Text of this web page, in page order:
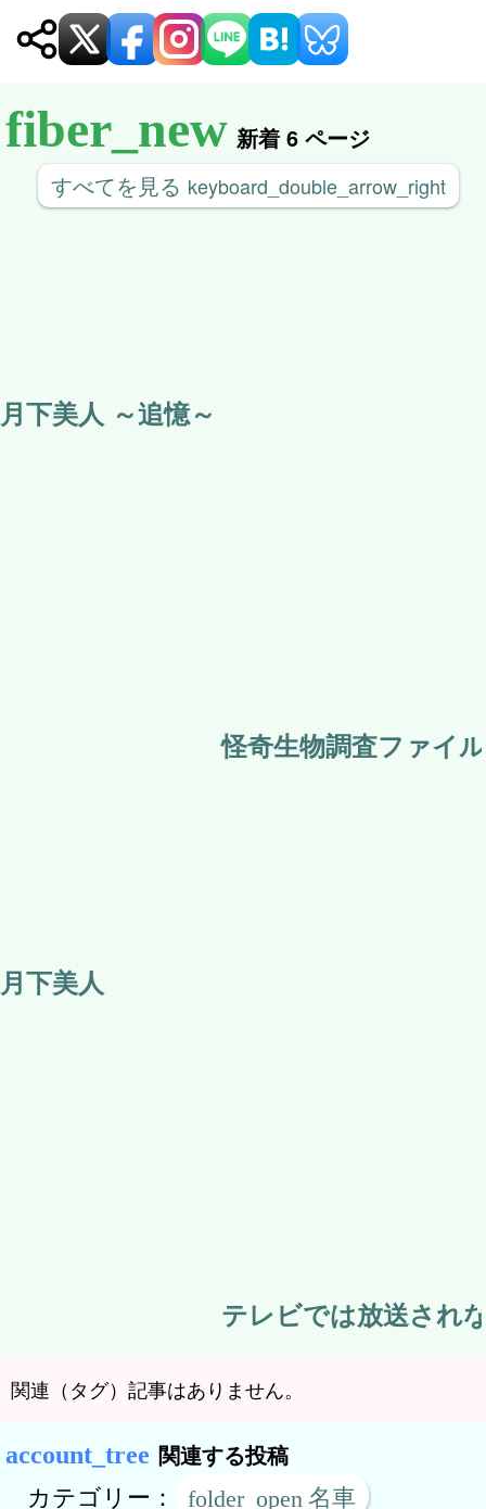
ン
新着 6 ページ
すべてを見る keyboard_double_arrow_right
月下美人 ～追憶～
月下美人
怪奇生物調査ファイ
テレビでは放送され
関連（タグ）記事はありません。
関連する投稿
カテゴリー： 名車